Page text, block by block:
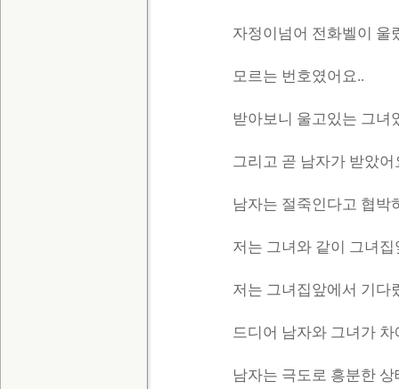
자정이넘어 전화벨이 울
모르는 번호였어요..
받아보니 울고있는 그녀
그리고 곧 남자가 받았어
남자는 절죽인다고 협박
저는 그녀와 같이 그녀
저는 그녀집앞에서 기다
드디어 남자와 그녀가 차
남자는 극도로 흥분한 상